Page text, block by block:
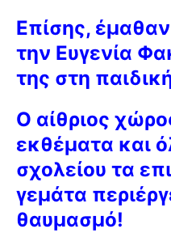
Επίσης,
την Ευγενία
της στη
Ο αίθριος
εκθέματα και
σχολείου τα
γεμάτα
θαυμασμό!